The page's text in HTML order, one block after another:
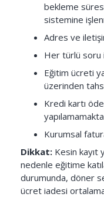
bekleme
sistemine
Adres ve
Her türlü soru
Eğitim ücreti
üzerinden
Kredi kartı
Kurumsal
Dikkat: Kesin kayıt
nedenle eğitime
durumunda, döner
ücret iadesi